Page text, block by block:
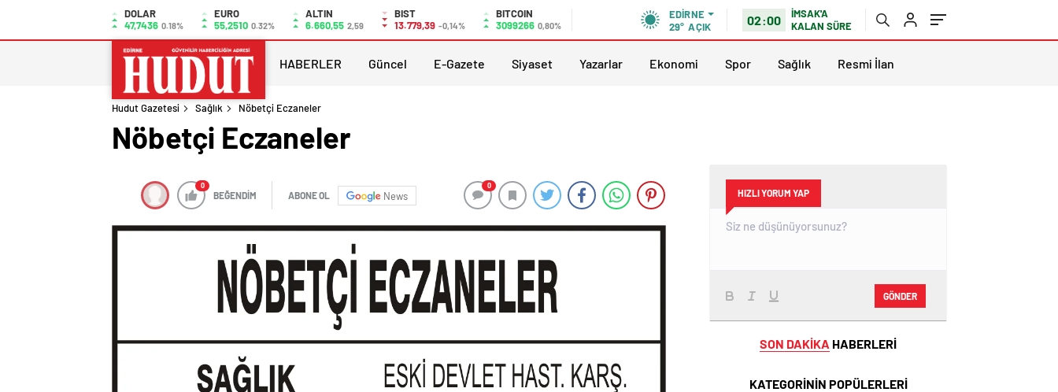
DOLAR
47,7436 0.18%
EURO
55,2510 0.32%
ALTIN
6.660,55 2,59
BIST
13.779,39 -0,14%
BITCOIN
3099266 0,80%
EDIRNE
29° AÇIK 02:00
İMSAK'A
KALAN SÜRE
HABERLER Güncel E-Gazete Siyaset Yazarlar Ekonomi Spor Sağlık Resmi İlan
Hudut Gazetesi Sağlık Nöbetçi Eczaneler
Nöbetçi Eczaneler
0
BEĞENDİM ABONE OL News
0
HIZLI YORUM YAP
GÖNDER
SON DAKİKA HABERLERİ
KATEGORİNİN POPÜLERLERİ